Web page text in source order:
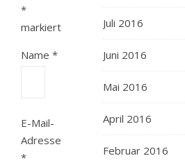
*
markiert
Name *
E-Mail-
Adresse
*
Juli 2016
Juni 2016
Mai 2016
April 2016
Februar 2016